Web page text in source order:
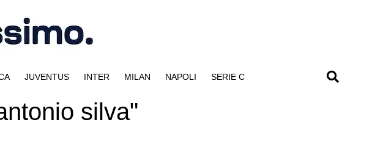
JUVENTUS INTER MILAN NAPOLI SERIE C
silva"